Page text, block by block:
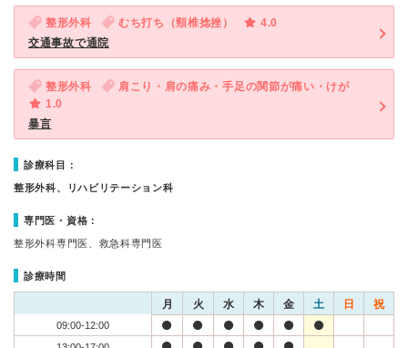
整形外科 むち打ち（頸椎捻挫）
4.0
交通事故で通院
整形外科
肩こり・肩の痛み・手足の関節が痛い・けが
1.0
暴言
診療科目：
整形外科、リハビリテーション科
専門医・資格：
整形外科専門医、救急科専門医
診療時間
月 火 水 木 金 土 日 祝
09:00-12:00